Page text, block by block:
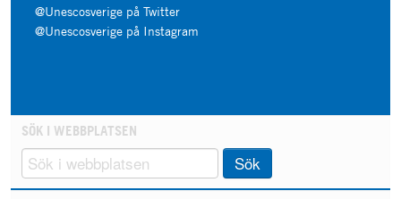
@Unescosverige på Twitter
@Unescosverige på Instagram
SÖK I WEBBPLATSEN
Sök